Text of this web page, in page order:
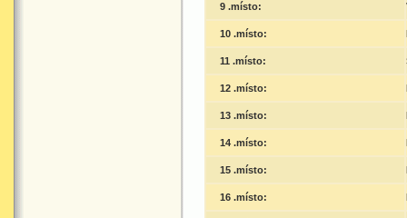
9 .místo:
10 .místo:
11 .místo:
12 .místo:
13 .místo:
14 .místo:
15 .místo:
16 .místo: